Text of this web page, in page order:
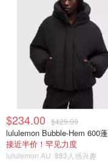
< 单品推荐 >
买胸针要秉承宁缺毋滥
针，作旧的金色配闪
用途也更广一点。可
$234.00 $429.00
接近半价！罕见力度
lululemon AU 883人感兴趣